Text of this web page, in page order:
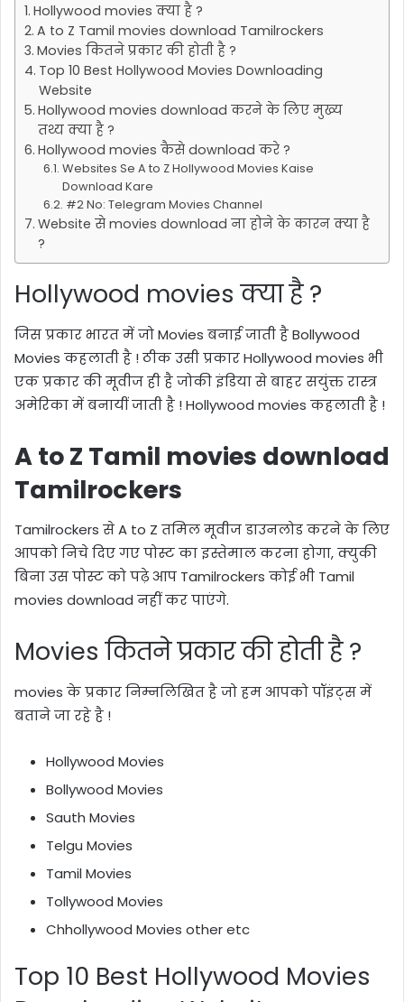
Hollywood movies क्या है ?
A to Z Tamil movies download Tamilrockers
Movies कितने प्रकार की होती है ?
Top 10 Best Hollywood Movies Downloading
Website
Hollywood movies download करने के लिए मुख्य
तथ्य क्या है ?
Hollywood movies कैसे download करे ?
Websites Se A to Z Hollywood Movies Kaise
Download Kare
#2 No: Telegram Movies Channel
Website से movies download ना होने के कारन क्या है
?
Hollywood moviesक्या है?
जिस प्रकार भारत में जोMovies बनाई जाती हैBollywood
Movies कहलाती है ! ठीक उसी प्रकारHollywood movies भी
एक प्रकार की मूवीज ही है जोकी इंडिया से बाहर सयुंक्त रास्त्र
अमेरिका में बनायीं जाती है !Hollywood movies कहलाती है !
A to Z Tamil movies download
Tamilrockers
Tamilrockers से A to Z तमिल मूवीज डाउनलोड करने के लिए
आपको निचे दिए गए पोस्ट का इस्तेमाल करना होगा, क्युकी
बिना उस पोस्ट को पढ़े आप Tamilrockers कोई भी Tamil
movies download नहीं कर पाएंगे.
Moviesकितने प्रकार की होती है?
movies के प्रकार निम्नलिखित है जो हम आपको पॉइंट्स में
बताने जा रहे है !
Hollywood Movies
Bollywood Movies
Sauth Movies
Telgu Movies
Tamil Movies
Tollywood Movies
Chhollywood Movies other etc
Top 10 Best Hollywood Movies